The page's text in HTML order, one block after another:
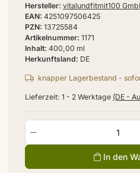
Inhalt 400,00 ml
Hersteller vitalundfitmit100
Artikelnummer 1171
PZN 13725584
EAN 4251097506425
Herkunftsland DE
In den
knapper Lagerbestand -
Lieferzeit: 1 - 2 Werktage (DE -